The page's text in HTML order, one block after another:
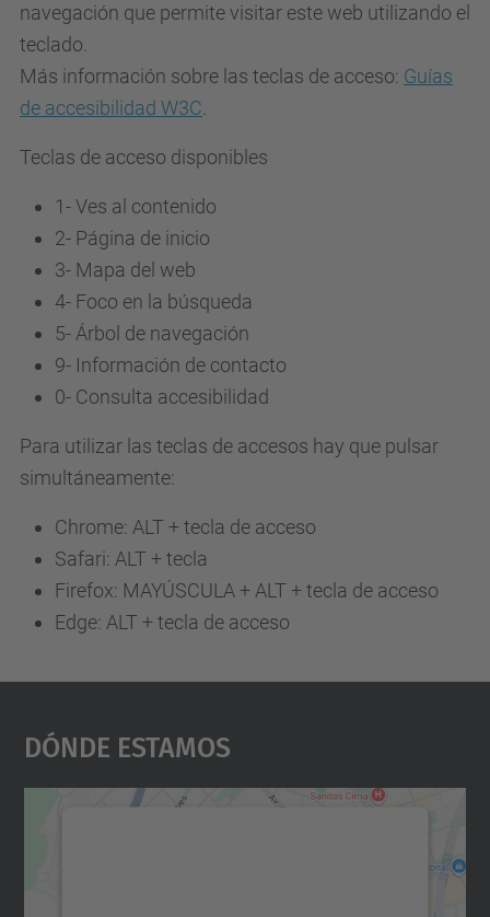
navegación que permite visitar este web utilizando el
teclado.
Más información sobre las teclas de acceso: Guías
de accesibilidad W3C
Teclas de acceso disponibles
1- Ves al contenido
2- Página de inicio
3- Mapa del web
4- Foco en la búsqueda
5- Árbol de navegación
9- Información de contacto
0- Consulta accesibilidad
Para utilizar las teclas de accesos hay que pulsar
simultáneamente:
Chrome: ALT + tecla de acceso
Safari: ALT + tecla
Firefox: MAYÚSCULA + ALT + tecla de acceso
Edge: ALT + tecla de acceso
Dónde Estamos